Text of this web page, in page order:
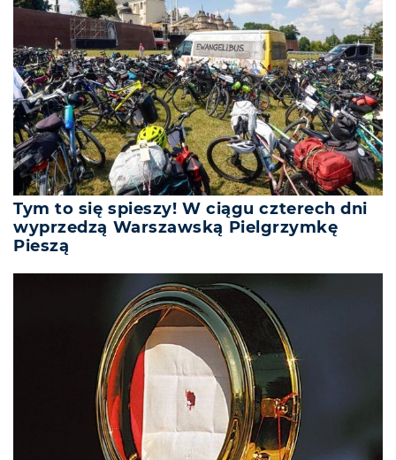
Tym to się spieszy! W ciągu czterech dni
wyprzedzą Warszawską Pielgrzymkę
Pieszą